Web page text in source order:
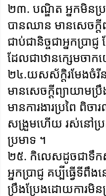
២៣. បណ្ឌិត អ្នកមិនប្រ
បានឈាន មានសេចក្តី
ជាប់ជានិច្ចជាអ្នកប្រាជ្
ដែលជាឋានក្សេមចាក
២៤.យសស័ក្តិរមែងចំរី
មានសេចក្តីព្យាយាមប្
មានការងារប្រពៃ ពិច
សង្រួមហើយ រស់នៅប្
ប្រមាទ ។
២៥. កិលេសដូចជាទឹ
អ្នកប្រាជ្ញ គប្បីធ្វើទី
ប្រឹងប្រែងដោយការមិ